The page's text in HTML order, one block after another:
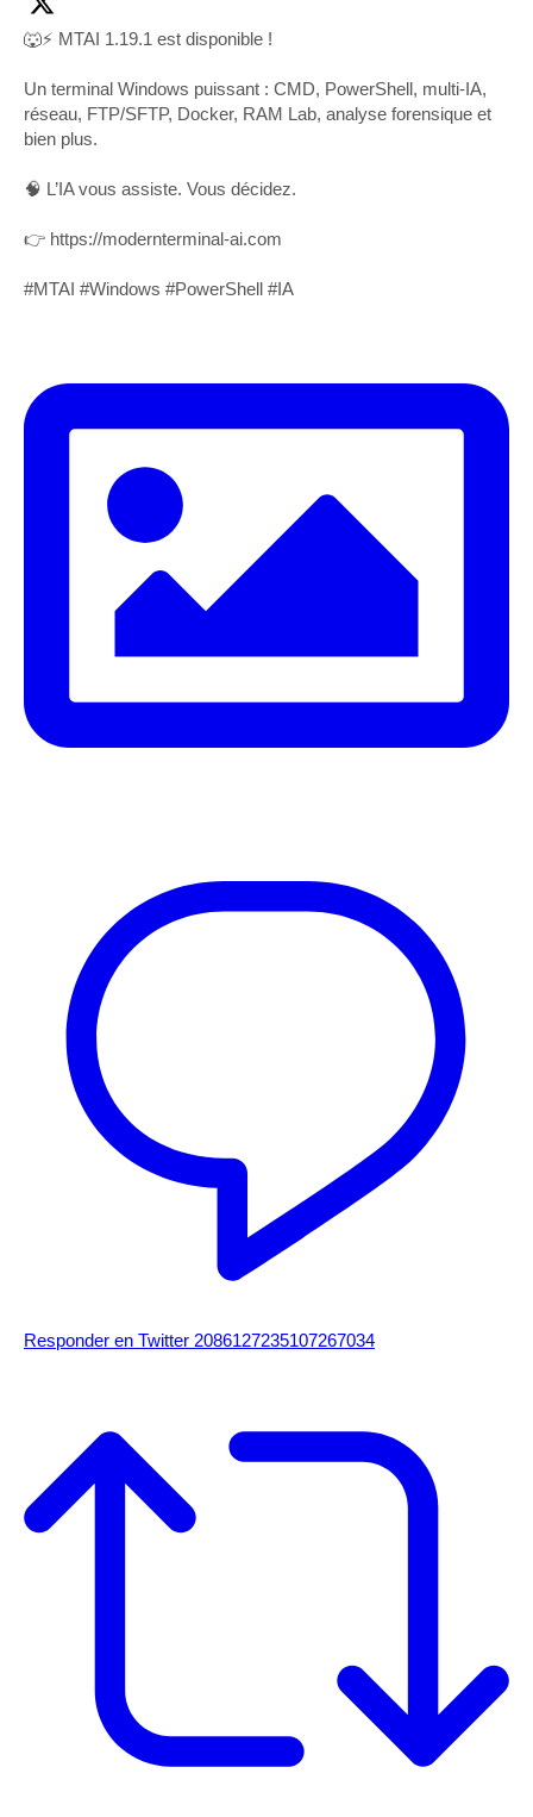
🐺⚡ MTAI 1.19.1 est disponible !
Un terminal Windows puissant : CMD, PowerShell, multi-IA,
réseau, FTP/SFTP, Docker, RAM Lab, analyse forensique et
bien plus.
🧠 L’IA vous assiste. Vous décidez.
👉 https://modernterminal-ai.com
#MTAI #Windows #PowerShell #IA
Responder en Twitter 2086127235107267034